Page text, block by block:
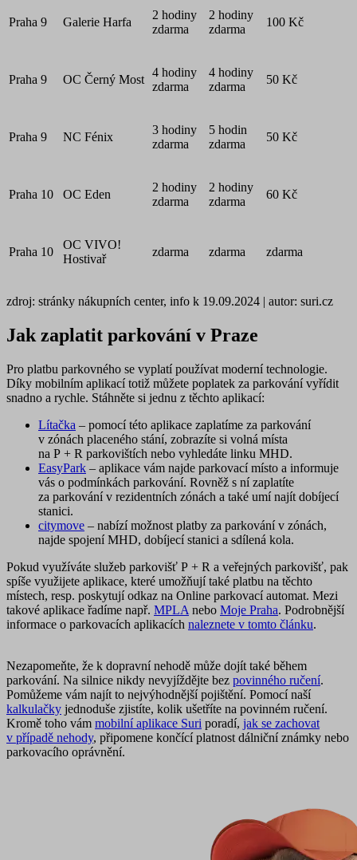
Praha 9 Galerie Harfa
2 hodiny
zdarma
2 hodiny
zdarma
100 Kč
Praha 9 OC Černý Most
4 hodiny
zdarma
4 hodiny
zdarma
50 Kč
Praha 9 NC Fénix
3 hodiny
zdarma
5 hodin
zdarma
50 Kč
Praha 10 OC Eden
2 hodiny
zdarma
2 hodiny
zdarma
60 Kč
Praha 10
OC VIVO!
Hostivař
zdarma zdarma zdarma
zdroj: stránky nákupních center, info k 19.09.2024 | autor: suri.cz
Jak zaplatit parkování v Praze
Pro platbu parkovného se vyplatí používat moderní technologie.
Díky mobilním aplikací totiž můžete poplatek za parkování vyřídit
snadno a rychle. Stáhněte si jednu z těchto aplikací:
Lítačka – pomocí této aplikace zaplatíme za parkování
v zónách placeného stání, zobrazíte si volná místa
na P + R parkovištích nebo vyhledáte linku MHD.
EasyPark – aplikace vám najde parkovací místo a informuje
vás o podmínkách parkování. Rovněž s ní zaplatíte
za parkování v rezidentních zónách a také umí najít dobíjecí
stanici.
citymove – nabízí možnost platby za parkování v zónách,
najde spojení MHD, dobíjecí stanici a sdílená kola.
Pokud využíváte služeb parkovišť P + R a veřejných parkovišť, pak
spíše využijete aplikace, které umožňují také platbu na těchto
místech, resp. poskytují odkaz na Online parkovací automat. Mezi
takové aplikace řadíme např. MPLA nebo Moje Praha. Podrobnější
informace o parkovacích aplikacích naleznete v tomto článku.
Nezapomeňte, že k dopravní nehodě může dojít také během
parkování. Na silnice nikdy nevyjíždějte bez povinného ručení.
Pomůžeme vám najít to nejvýhodnější pojištění. Pomocí naší
kalkulačky jednoduše zjistíte, kolik ušetříte na povinném ručení.
Kromě toho vám mobilní aplikace Suri poradí, jak se zachovat
v případě nehody, připomene končící platnost dálniční známky nebo
parkovacího oprávnění.